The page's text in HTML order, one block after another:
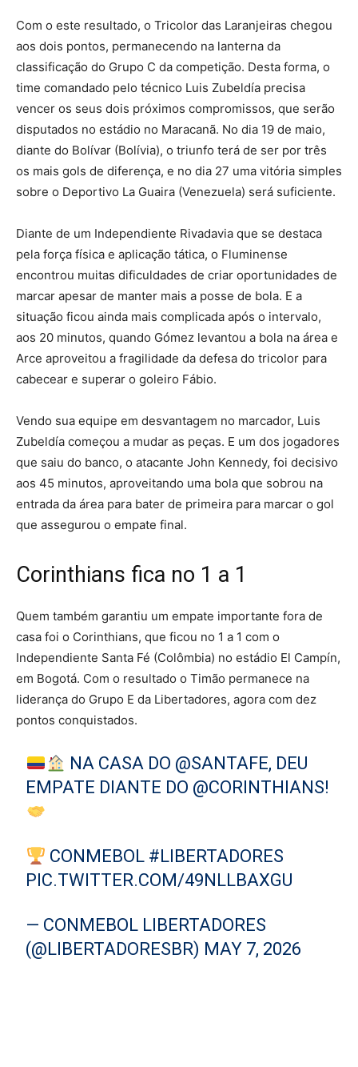
Com o este resultado, o Tricolor das Laranjeiras chegou
aos dois pontos, permanecendo na lanterna da
classificação do Grupo C da competição. Desta forma, o
time comandado pelo técnico Luis Zubeldía precisa
vencer os seus dois próximos compromissos, que serão
disputados no estádio no Maracanã. No dia 19 de maio,
diante do Bolívar (Bolívia), o triunfo terá de ser por três
os mais gols de diferença, e no dia 27 uma vitória simples
sobre o Deportivo La Guaira (Venezuela) será suficiente.
Diante de um Independiente Rivadavia que se destaca
pela força física e aplicação tática, o Fluminense
encontrou muitas dificuldades de criar oportunidades de
marcar apesar de manter mais a posse de bola. E a
situação ficou ainda mais complicada após o intervalo,
aos 20 minutos, quando Gómez levantou a bola na área e
Arce aproveitou a fragilidade da defesa do tricolor para
cabecear e superar o goleiro Fábio.
Vendo sua equipe em desvantagem no marcador, Luis
Zubeldía começou a mudar as peças. E um dos jogadores
que saiu do banco, o atacante John Kennedy, foi decisivo
aos 45 minutos, aproveitando uma bola que sobrou na
entrada da área para bater de primeira para marcar o gol
que assegurou o empate final.
Corinthians fica no 1 a 1
Quem também garantiu um empate importante fora de
casa foi o Corinthians, que ficou no 1 a 1 com o
Independiente Santa Fé (Colômbia) no estádio El Campín,
em Bogotá. Com o resultado o Timão permanece na
liderança do Grupo E da Libertadores, agora com dez
pontos conquistados.
NA CASA DO @SANTAFE, DEU
EMPATE DIANTE DO @CORINTHIANS!
CONMEBOL #LIBERTADORES
PIC.TWITTER.COM/49NLLBAXGU
— CONMEBOL LIBERTADORES
(@LIBERTADORESBR) MAY 7, 2026